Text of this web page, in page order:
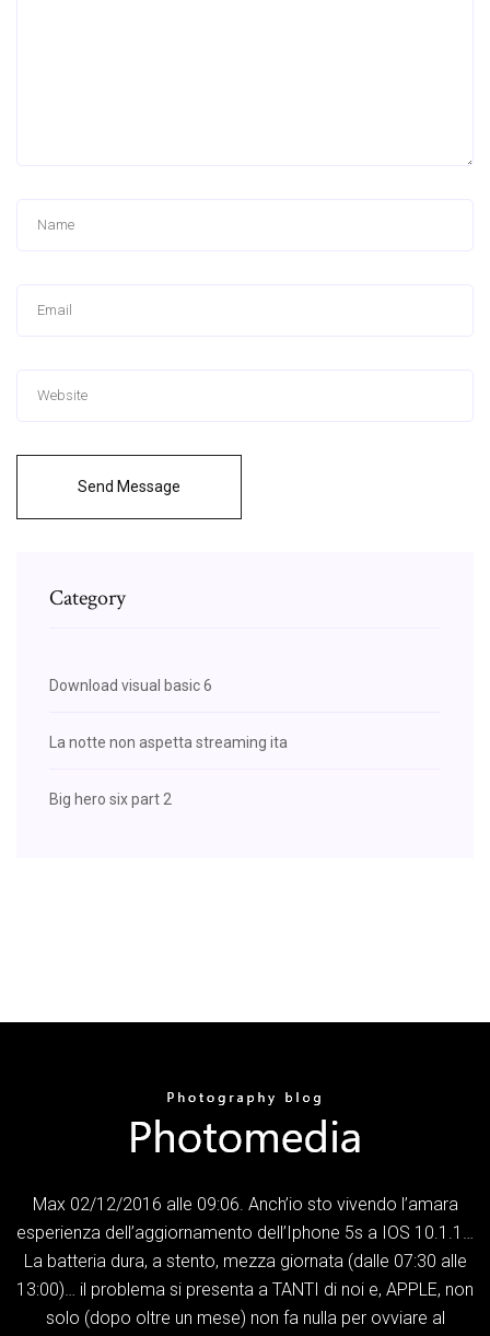
Send Message
Category
Download visual basic 6
La notte non aspetta streaming ita
Big hero six part 2
Max 02/12/2016 alle 09:06. Anch’io sto vivendo l’amara
esperienza dell’aggiornamento dell’Iphone 5s a IOS 10.1.1…
La batteria dura, a stento, mezza giornata (dalle 07:30 alle
13:00)… il problema si presenta a TANTI di noi e, APPLE, non
solo (dopo oltre un mese) non fa nulla per ovviare al